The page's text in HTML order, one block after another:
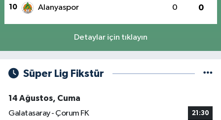
10 Alanyaspor 0 0
Detaylar için tıklayın
Süper Lig Fikstür
14 Ağustos, Cuma
Galatasaray - Çorum FK
21:30